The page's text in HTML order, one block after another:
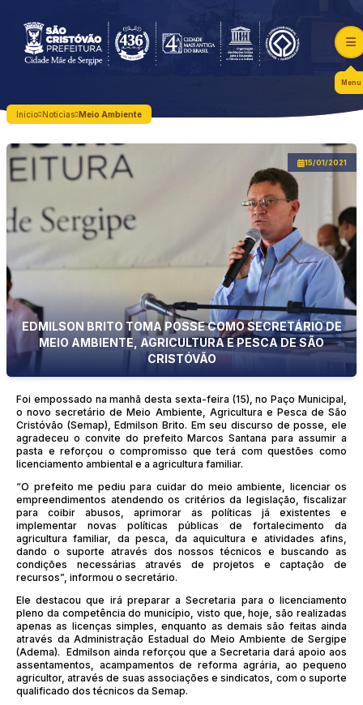
Menu
Início Notícias Meio Ambiente
15/01/2021
EDMILSON BRITO TOMA POSSE COMO SECRETÁRIO DE
MEIO AMBIENTE, AGRICULTURA E PESCA DE SÃO
CRISTÓVÃO
Foi empossado na manhã desta sexta-feira (15), no Paço Municipal,
o novo secretário de Meio Ambiente, Agricultura e Pesca de São
Cristóvão (Semap), Edmilson Brito. Em seu discurso de posse, ele
agradeceu o convite do prefeito Marcos Santana para assumir a
pasta e reforçou o compromisso que terá com questões como
licenciamento ambiental e a agricultura familiar.
“O prefeito me pediu para cuidar do meio ambiente, licenciar os
empreendimentos atendendo os critérios da legislação, fiscalizar
para coibir abusos, aprimorar as políticas já existentes e
implementar novas políticas públicas de fortalecimento da
agricultura familiar, da pesca, da aquicultura e atividades afins,
dando o suporte através dos nossos técnicos e buscando as
condições necessárias através de projetos e captação de
recursos”, informou o secretário.
Ele destacou que irá preparar a Secretaria para o licenciamento
pleno da competência do município, visto que, hoje, são realizadas
apenas as licenças simples, enquanto as demais são feitas ainda
através da Administração Estadual do Meio Ambiente de Sergipe
(Adema). Edmilson ainda reforçou que a Secretaria dará apoio aos
assentamentos, acampamentos de reforma agrária, ao pequeno
agricultor, através de suas associações e sindicatos, com o suporte
qualificado dos técnicos da Semap.